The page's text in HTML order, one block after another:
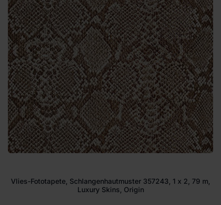
Vlies-Fototapete, Schlangenhautmuster 357243, 1 x 2, 79 m,
Luxury Skins, Origin